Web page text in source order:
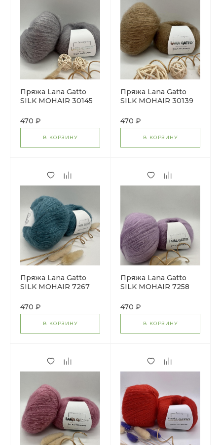
Пряжа Lana Gatto
SILK MOHAIR 30145
470 ₽
В КОРЗИНУ
Пряжа Lana Gatto
SILK MOHAIR 30139
470 ₽
В КОРЗИНУ
Пряжа Lana Gatto
SILK MOHAIR 7267
470 ₽
В КОРЗИНУ
Пряжа Lana Gatto
SILK MOHAIR 7258
470 ₽
В КОРЗИНУ